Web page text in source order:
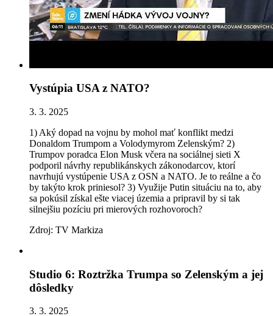
Vystúpia USA z NATO?
3. 3. 2025
1) Aký dopad na vojnu by mohol mať konflikt medzi
Donaldom Trumpom a Volodymyrom Zelenským? 2)
Trumpov poradca Elon Musk včera na sociálnej sieti X
podporil návrhy republikánskych zákonodarcov, ktorí
navrhujú vystúpenie USA z OSN a NATO. Je to reálne a čo
by takýto krok priniesol? 3) Využije Putin situáciu na to, aby
sa pokúsil získal ešte viacej územia a pripravil by si tak
silnejšiu pozíciu pri mierových rozhovoroch?
Zdroj: TV Markiza
Studio 6: Roztržka Trumpa so Zelenským a jej
dôsledky
3. 3. 2025